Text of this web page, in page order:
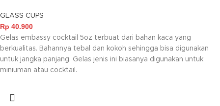
GLASS CUPS
Rp 40.900
Gelas embassy cocktail 5oz terbuat dari bahan kaca yang
berkualitas. Bahannya tebal dan kokoh sehingga bisa digunakan
untuk jangka panjang. Gelas jenis ini biasanya digunakan untuk
miniuman atau cocktail.